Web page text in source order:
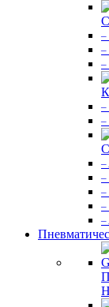
–
–
–
–
–
–
–
–
–
–